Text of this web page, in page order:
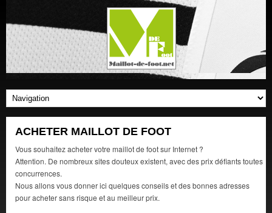
ACHETER MAILLOT DE FOOT
Vous souhaitez acheter votre maillot de foot sur Internet ?
Attention. De nombreux sites douteux existent, avec des prix défiants toutes
concurrences.
Nous allons vous donner ici quelques conseils et des bonnes adresses
pour acheter sans risque et au meilleur prix.